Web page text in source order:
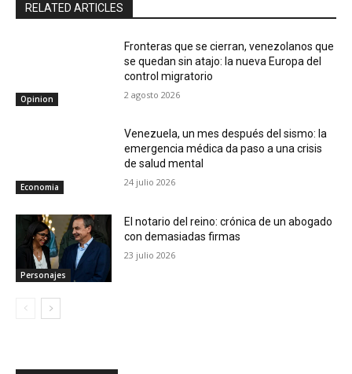
RELATED ARTICLES
Opinion
Fronteras que se cierran, venezolanos que
se quedan sin atajo: la nueva Europa del
control migratorio
2 agosto 2026
Economia
Venezuela, un mes después del sismo: la
emergencia médica da paso a una crisis
de salud mental
24 julio 2026
Personajes
El notario del reino: crónica de un abogado
con demasiadas firmas
23 julio 2026